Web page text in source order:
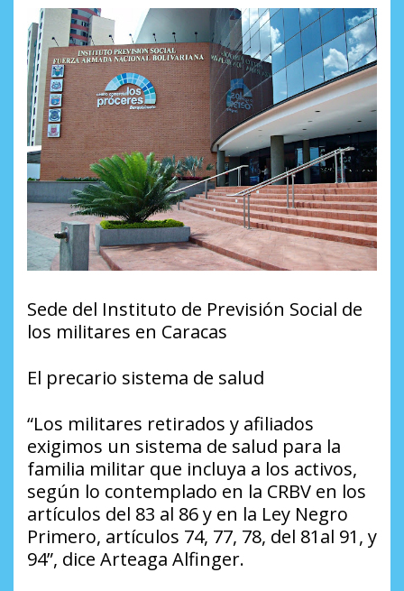
Sede del Instituto de Previsión Social de
los militares en Caracas
El precario sistema de salud
“Los militares retirados y afiliados
exigimos un sistema de salud para la
familia militar que incluya a los activos,
según lo contemplado en la CRBV en los
artículos del 83 al 86 y en la Ley Negro
Primero, artículos 74, 77, 78, del 81al 91, y
94”, dice Arteaga Alfinger.